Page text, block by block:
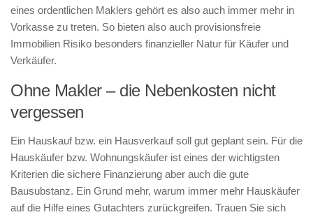
eines ordentlichen Maklers gehört es also auch immer mehr in
Vorkasse zu treten. So bieten also auch provisionsfreie
Immobilien Risiko besonders finanzieller Natur für Käufer und
Verkäufer.
Ohne Makler – die Nebenkosten nicht
vergessen
Ein Hauskauf bzw. ein Hausverkauf soll gut geplant sein. Für die
Hauskäufer bzw. Wohnungskäufer ist eines der wichtigsten
Kriterien die sichere Finanzierung aber auch die gute
Bausubstanz. Ein Grund mehr, warum immer mehr Hauskäufer
auf die Hilfe eines Gutachters zurückgreifen. Trauen Sie sich